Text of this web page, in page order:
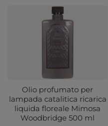
Olio profumato per
lampada catalitica ricarica
liquida floreale Mimosa
Woodbridge 500 ml